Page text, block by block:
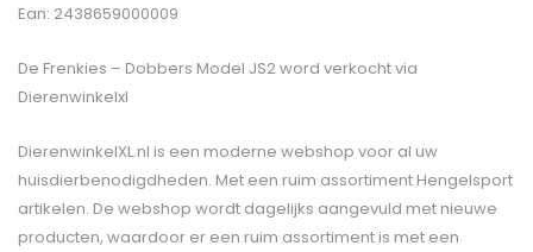
Ean: 2438659000009
De Frenkies – Dobbers Model JS2word verkocht via
Dierenwinkelxl
DierenwinkelXL.nl is een moderne webshop voor al uw
huisdierbenodigdheden. Met een ruim assortiment Hengelsport
artikelen. De webshop wordt dagelijks aangevuld met nieuwe
producten, waardoor er een ruim assortiment is met een